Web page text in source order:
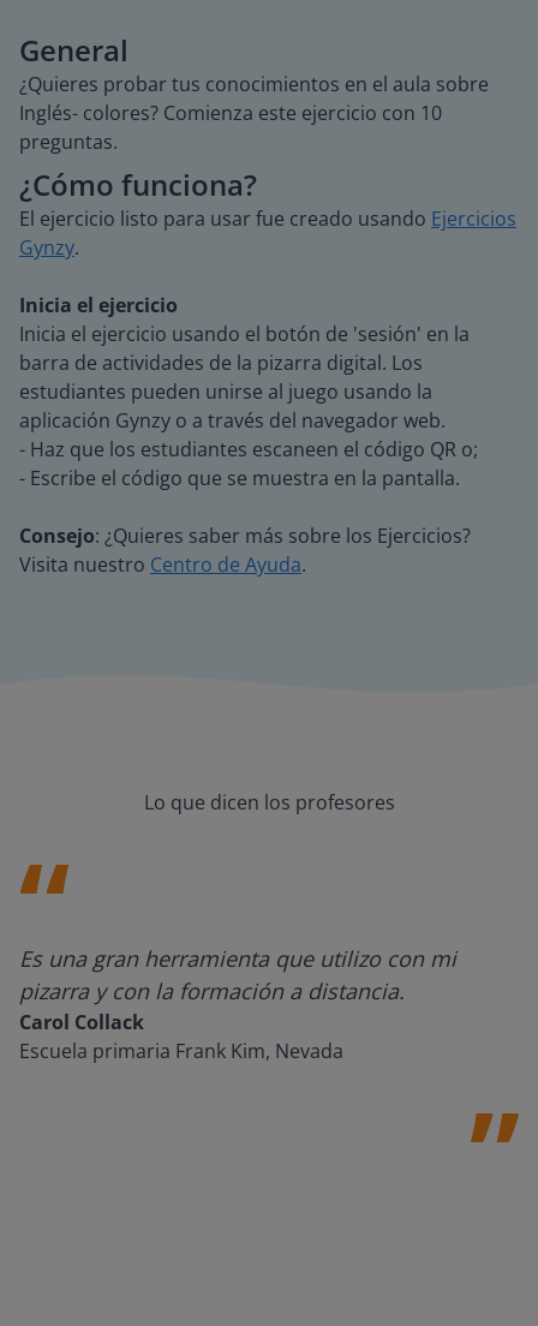
General
¿Quieres probar tus conocimientos en el aula sobre
Inglés- colores? Comienza este ejercicio con 10
preguntas.
¿Cómo funciona?
El ejercicio listo para usar fue creado usando Ejercicios
Gynzy.
Inicia el ejercicio
Inicia el ejercicio usando el botón de 'sesión' en la
barra de actividades de la pizarra digital. Los
estudiantes pueden unirse al juego usando la
aplicación Gynzy o a través del navegador web.
- Haz que los estudiantes escaneen el código QR o;
- Escribe el código que se muestra en la pantalla.
Consejo: ¿Quieres saber más sobre los Ejercicios?
Visita nuestro Centro de Ayuda.
Lo que dicen los profesores
Es una gran herramienta que utilizo con mi
pizarra y con la formación a distancia.
Carol Collack
Escuela primaria Frank Kim, Nevada